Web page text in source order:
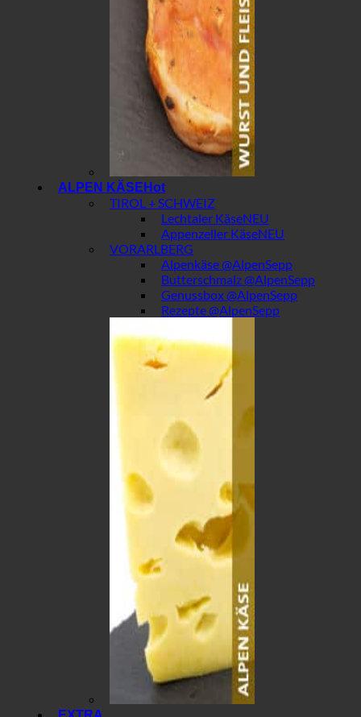
ALPEN KÄSE
TIROL + SCHWEIZ
Lechtaler Käse
Appenzeller Käse
VORARLBERG
Alpenkäse @AlpenSepp
Butterschmalz @AlpenSepp
Genussbox @AlpenSepp
Rezepte @AlpenSepp